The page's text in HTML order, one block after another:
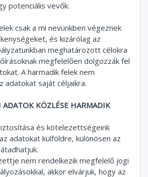
potenciális vevők.
csak a mi nevünkben végeznek
és kizárólag az
meghatározott célokra
megfelelően dolgozzák fel
A harmadik felek nem
adatokat saját céljaikra.
ADATOK KÖZLÉSE HARMADIK
és kötelezettségeink
adatokat külföldre, különösen az
nem rendelkezik megfelelő jogi
akkor elvárjuk, hogy az